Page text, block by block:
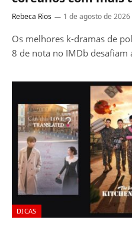
Rebeca Rios 1 de agosto de 2026
Os melhores k-dramas de
8 de nota no IMDb desafiam
DICAS